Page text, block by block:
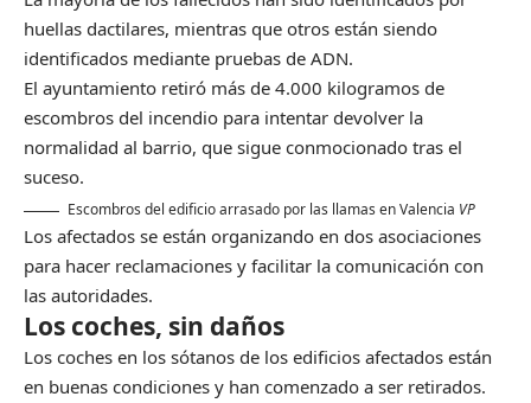
huellas dactilares, mientras que otros están siendo
identificados mediante pruebas de ADN.
El ayuntamiento retiró más de 4.000 kilogramos de
escombros del incendio para intentar devolver la
normalidad al barrio, que sigue conmocionado tras el
suceso.
Escombros del edificio arrasado por las llamas en Valencia VP
Los afectados se están organizando en dos asociaciones
para hacer reclamaciones y facilitar la comunicación con
las autoridades.
Los coches, sin daños
Los coches en los sótanos de los edificios afectados están
en buenas condiciones y han comenzado a ser retirados.